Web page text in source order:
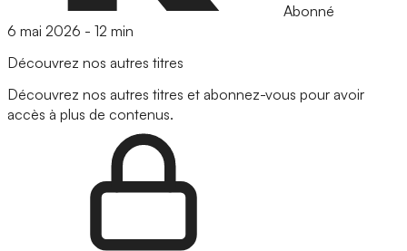
Abonné
6 mai 2026 - 12 min
Découvrez nos autres titres
Découvrez nos autres titres et abonnez-vous pour avoir
accès à plus de contenus.